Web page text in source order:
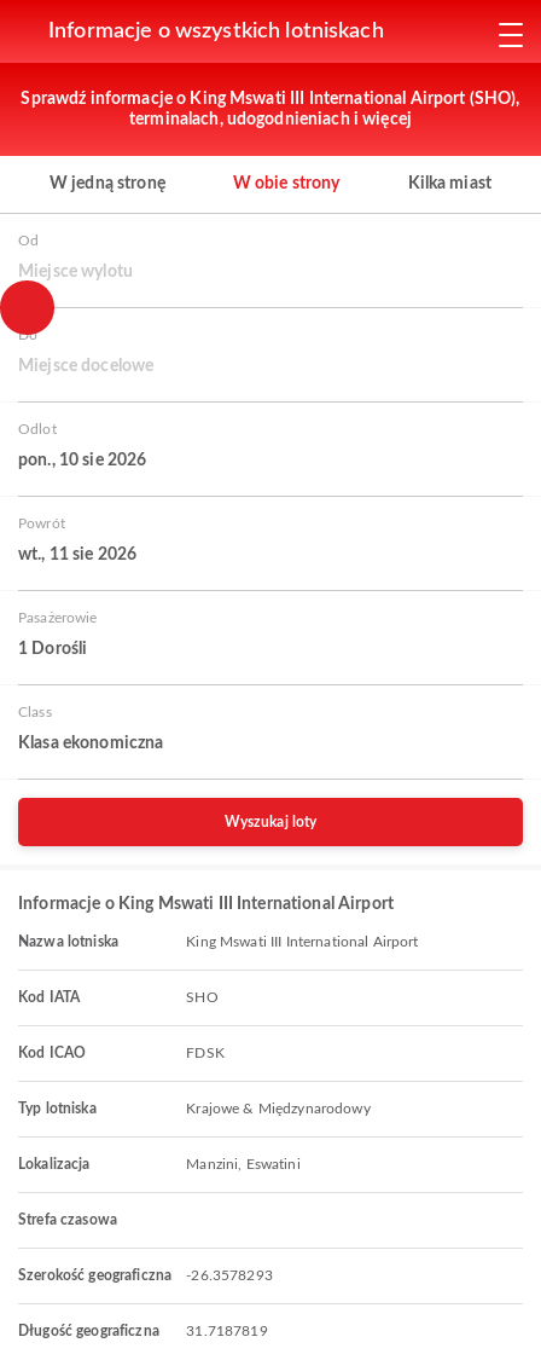
Informacje o wszystkich lotniskach
Sprawdź informacje o King Mswati III International Airport (SHO),
terminalach, udogodnieniach i więcej
W jedną stronę W obie strony Kilka miast
Od
Miejsce wylotu
Do
Miejsce docelowe
Odlot
pon., 10 sie 2026
Powrót
wt., 11 sie 2026
Pasażerowie
1 Dorośli
Class
Klasa ekonomiczna
Wyszukaj loty
Informacje o King Mswati III International Airport
Nazwa lotniska King Mswati III International Airport
Kod IATA SHO
Kod ICAO FDSK
Typ lotniska Krajowe & Międzynarodowy
Lokalizacja Manzini, Eswatini
Strefa czasowa
Szerokość geograficzna -26.3578293
Długość geograficzna 31.7187819